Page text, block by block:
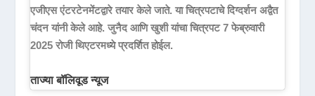
एजीएस एंटरटेनमेंटद्वारे तयार केले जाते. या चित्रपटाचे दिग्दर्शन अद्वैत
चंदन यांनी केले आहे. जुनैद आणि खुशी यांचा चित्रपट 7 फेब्रुवारी
2025 रोजी थिएटरमध्ये प्रदर्शित होईल.
ताज्या बॉलिवूड न्यूज